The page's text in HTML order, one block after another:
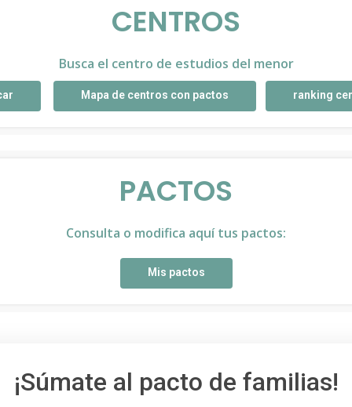
CENTROS
Busca el centro de estudios del menor
Mapa de centros con pactos ranking
PACTOS
Consulta o modifica aquí tus pactos:
Mis pactos
¡Súmate al pacto de familias!